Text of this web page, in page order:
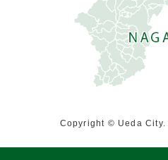
Copyright © Ueda